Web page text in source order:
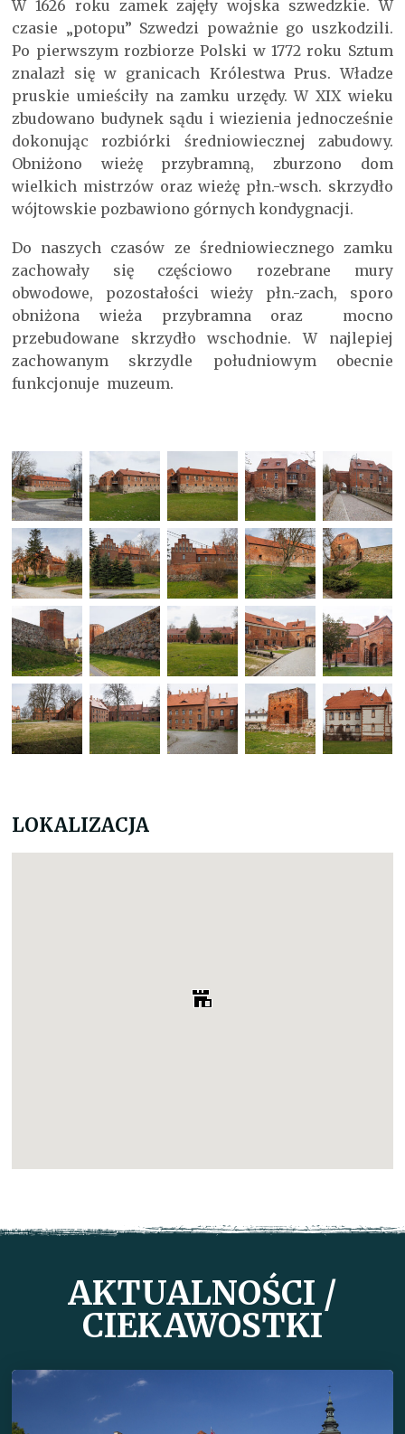
W 1626 roku zamek zajęły wojska szwedzkie. W
czasie „potopu” Szwedzi poważnie go uszkodzili.
Po pierwszym rozbiorze Polski w 1772 roku Sztum
znalazł się w granicach Królestwa Prus. Władze
pruskie umieściły na zamku urzędy. W XIX wieku
zbudowano budynek sądu i wiezienia jednocześnie
dokonując rozbiórki średniowiecznej zabudowy.
Obniżono wieżę przybramną, zburzono dom
wielkich mistrzów oraz wieżę płn.-wsch. skrzydło
wójtowskie pozbawiono górnych kondygnacji.
Do naszych czasów ze średniowiecznego zamku
zachowały się częściowo rozebrane mury
obwodowe, pozostałości wieży płn.-zach, sporo
obniżona wieża przybramna oraz mocno
przebudowane skrzydło wschodnie. W najlepiej
zachowanym skrzydle południowym obecnie
funkcjonuje muzeum.
LOKALIZACJA
AKTUALNOŚCI /
CIEKAWOSTKI